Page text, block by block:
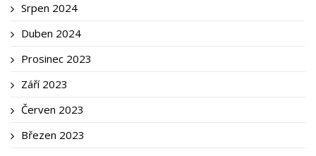
Srpen 2024
Duben 2024
Prosinec 2023
Září 2023
Červen 2023
Březen 2023